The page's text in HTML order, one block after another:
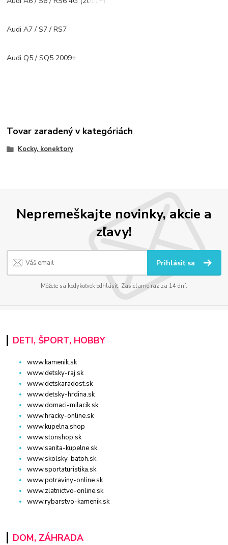
Audi A7 / S7 / RS7
Audi Q5 / SQ5 2009+
Tovar zaradený v kategóriách
Kocky, konektory
Nepremeškajte novinky, akcie a
zľavy!
Prihlásiť sa
Môžete sa kedykoľvek odhlásiť. Zasielame raz za 14 dní.
DETI, ŠPORT, HOBBY
www.kamenik.sk
www.detsky-raj.sk
www.detskaradost.sk
www.detsky-hrdina.sk
www.domaci-milacik.sk
www.hracky-online.sk
www.kupelna.shop
www.stonshop.sk
www.sanita-kupelne.sk
www.skolsky-batoh.sk
www.sportaturistika.sk
www.potraviny-online.sk
www.zlatnictvo-online.sk
www.rybarstvo-kamenik.sk
DOM, ZÁHRADA